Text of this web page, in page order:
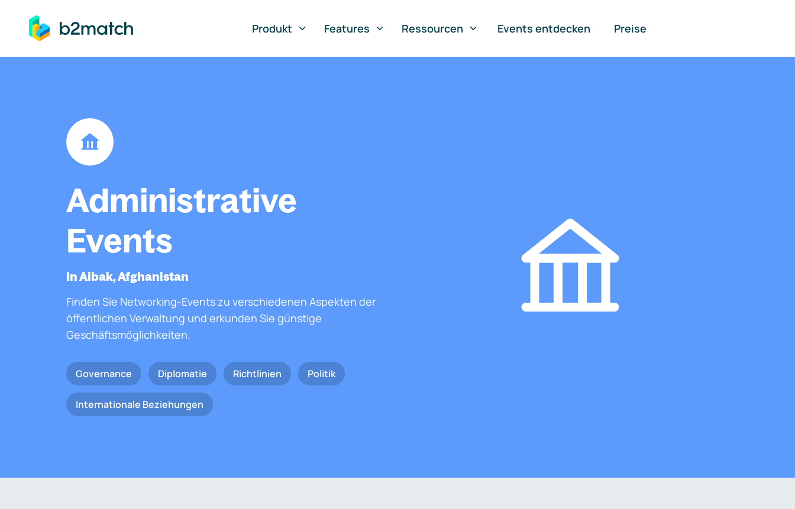
springen
Produkt
Features Ressourcen Events entdecken Preise
Administrative
Events
In Aibak, Afghanistan
Finden Sie Networking-Events zu verschiedenen Aspekten der
öffentlichen Verwaltung und erkunden Sie günstige
Geschäftsmöglichkeiten.
Governance Diplomatie Richtlinien Politik
Internationale Beziehungen